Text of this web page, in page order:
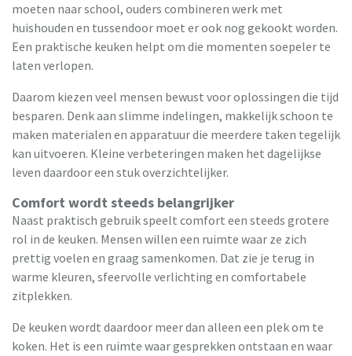
moeten naar school, ouders combineren werk met
huishouden en tussendoor moet er ook nog gekookt worden.
Een praktische keuken helpt om die momenten soepeler te
laten verlopen.
Daarom kiezen veel mensen bewust voor oplossingen die tijd
besparen. Denk aan slimme indelingen, makkelijk schoon te
maken materialen en apparatuur die meerdere taken tegelijk
kan uitvoeren. Kleine verbeteringen maken het dagelijkse
leven daardoor een stuk overzichtelijker.
Comfort wordt steeds belangrijker
Naast praktisch gebruik speelt comfort een steeds grotere
rol in de keuken. Mensen willen een ruimte waar ze zich
prettig voelen en graag samenkomen. Dat zie je terug in
warme kleuren, sfeervolle verlichting en comfortabele
zitplekken.
De keuken wordt daardoor meer dan alleen een plek om te
koken. Het is een ruimte waar gesprekken ontstaan en waar